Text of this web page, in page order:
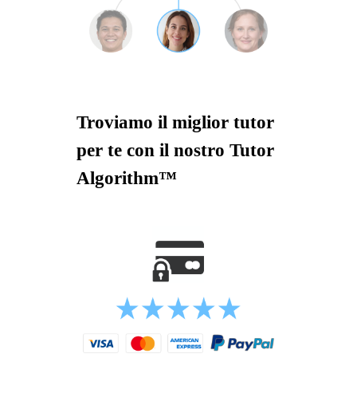
Troviamo il miglior tutor
per te con il nostro Tutor
Algorithm™